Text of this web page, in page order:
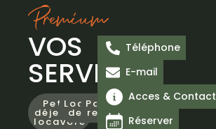
Premium
VOS
SERVICES
Petit-
déjeuner
locavore
Location
de vélo
Panier
repas
Massage
Piscine
Espace
Yoga
Téléphone
E-mail
Acces & Contact
Réserver